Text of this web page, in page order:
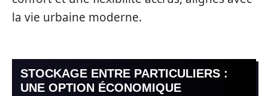
la vie urbaine moderne.
STOCKAGE ENTRE PARTICULIERS :
UNE OPTION ÉCONOMIQUE